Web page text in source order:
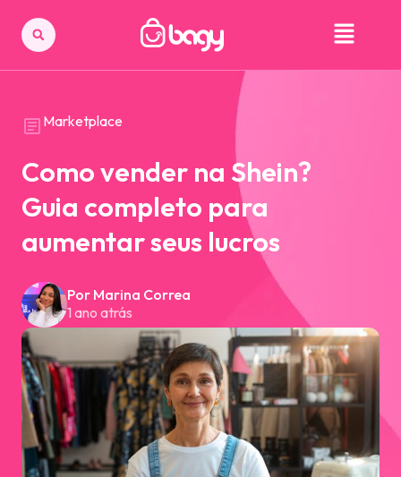
Marketplace
Como vender na Shein?
Guia completo para
aumentar seus lucros
Por Marina Correa
1 ano atrás